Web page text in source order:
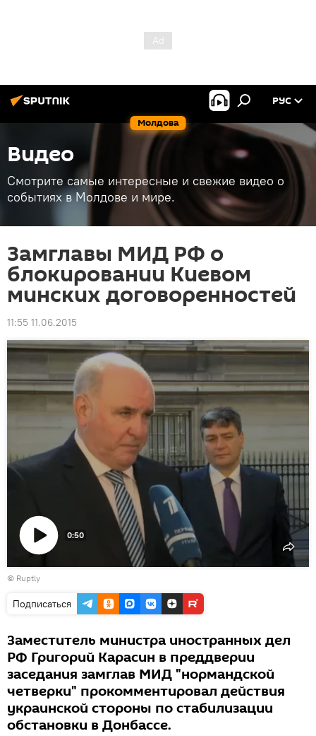
Молдова
РУС
Видео
Смотрите самые интересные и свежие видео о
событиях в Молдове и мире.
Замглавы МИД РФ о
блокировании Киевом
минских договоренностей
11:55 11.06.2015
Воспроизвести
видео
0:50
© Ruptly
Подписаться
Заместитель министра иностранных дел
РФ Григорий Карасин в преддверии
заседания замглав МИД "нормандской
четверки" прокомментировал действия
украинской стороны по стабилизации
обстановки в Донбассе.